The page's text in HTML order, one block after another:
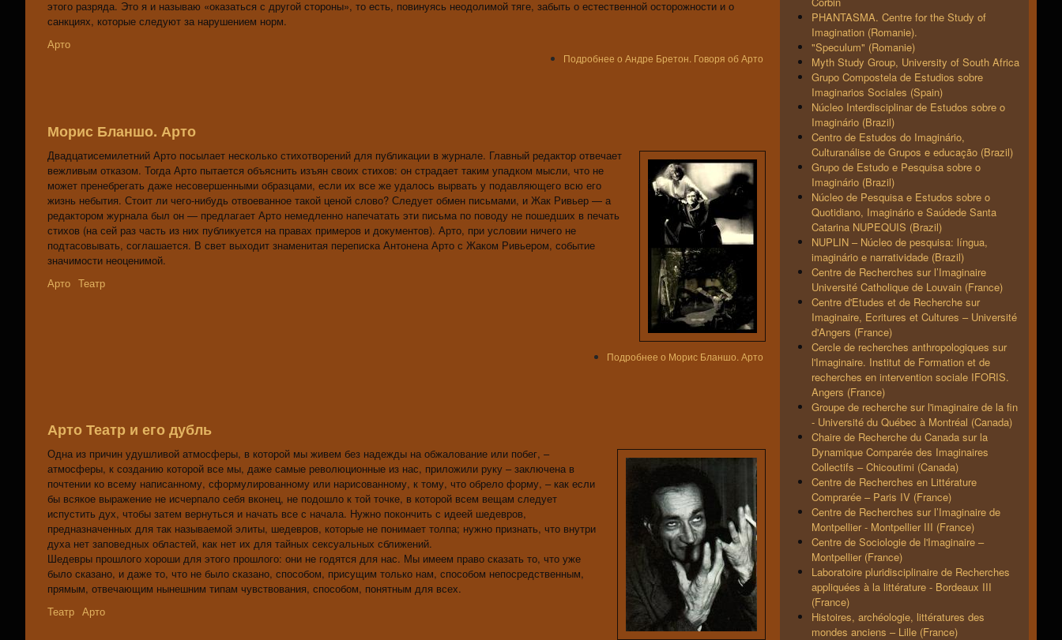
этого разряда. Это я и называю «оказаться с другой стороны», то есть, повинуясь неодолимой тяге, забыть о естественной осторожности и о
санкциях, которые следуют за нарушением норм.
Арто
Подробнее о Андре Бретон. Говоря об Арто
Морис Бланшо. Арто
Двадцатисемилетний Арто посылает несколько стихотворений для публикации в журнале. Главный редактор отвечает
вежливым отказом. Тогда Арто пытается объяснить изъян своих стихов: он страдает таким упадком мысли, что не
может пренебрегать даже несовершенными образцами, если их все же удалось вырвать у подавляющего всю его
жизнь небытия. Стоит ли чего-нибудь отвоеванное такой ценой слово? Следует обмен письмами, и Жак Ривьер — а
редактором журнала был он — предлагает Арто немедленно напечатать эти письма по поводу не пошедших в печать
стихов (на сей раз часть из них публикуется на правах примеров и документов). Арто, при условии ничего не
подтасовывать, соглашается. В свет выходит знаменитая переписка Антонена Арто с Жаком Ривьером, событие
значимости неоценимой.
Арто Театр
Подробнее о Морис Бланшо. Арто
Арто Театр и его дубль
Одна из причин удушливой атмосферы, в которой мы живем без надежды на обжалование или побег, –
атмосферы, к созданию которой все мы, даже самые революционные из нас, приложили руку – заключена в
почтении ко всему написанному, сформулированному или нарисованному, к тому, что обрело форму, – как если
бы всякое выражение не исчерпало себя вконец, не подошло к той точке, в которой всем вещам следует
испустить дух, чтобы затем вернуться и начать все с начала. Нужно покончить с идеей шедевров,
предназначенных для так называемой элиты, шедевров, которые не понимает толпа; нужно признать, что внутри
духа нет заповедных областей, как нет их для тайных сексуальных сближений.
Шедевры прошлого хороши для этого прошлого: они не годятся для нас. Мы имеем право сказать то, что уже
было сказано, и даже то, что не было сказано, способом, присущим только нам, способом непосредственным,
прямым, отвечающим нынешним типам чувствования, способом, понятным для всех.
Театр Арто
PHANTASMA. Centre for the Study of
Imagination (Romanie).
"Speculum" (Romanie)
Myth Study Group, University of South Africa
Grupo Compostela de Estudios sobre
Imaginarios Sociales (Spain)
Núcleo Interdisciplinar de Estudos sobre o
Imaginário (Brazil)
Centro de Estudos do Imaginário,
Culturanálise de Grupos e educação (Brazil)
Grupo de Estudo e Pesquisa sobre o
Imaginário (Brazil)
Núcleo de Pesquisa e Estudos sobre o
Quotidiano, Imaginário e Saúdede Santa
Catarina NUPEQUIS (Brazil)
NUPLIN – Núcleo de pesquisa: língua,
imaginário e narratividade (Brazil)
Centre de Recherches sur l’Imaginaire
Université Catholique de Louvain (France)
Centre d'Etudes et de Recherche sur
Imaginaire, Ecritures et Cultures – Université
d'Angers (France)
Cercle de recherches anthropologiques sur
l'Imaginaire. Institut de Formation et de
recherches en intervention sociale IFORIS.
Angers (France)
Groupe de recherche sur l'imaginaire de la fin
- Université du Québec à Montréal (Canada)
Chaire de Recherche du Canada sur la
Dynamique Comparée des Imaginaires
Collectifs – Chicoutimi (Canada)
Centre de Recherches en Littérature
Comprarée – Paris IV (France)
Centre de Recherches sur l’Imaginaire de
Montpellier - Montpellier III (France)
Centre de Sociologie de l'Imaginaire –
Montpellier (France)
Laboratoire pluridisciplinaire de Recherches
appliquées à la littérature - Bordeaux III
(France)
Histoires, archéologie, littératures des
mondes anciens – Lille (France)